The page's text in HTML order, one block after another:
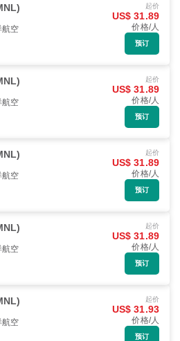
航空
起价
US$ 31.89
价格/人
预订
航空
起价
US$ 31.89
价格/人
预订
航空
起价
US$ 31.89
价格/人
预订
航空
起价
US$ 31.89
价格/人
预订
航空
起价
US$ 31.93
价格/人
预订